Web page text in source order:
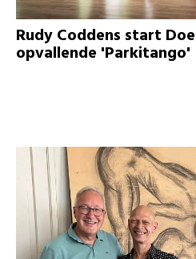
Rudy Coddens start
opvallende 'Parkitango'